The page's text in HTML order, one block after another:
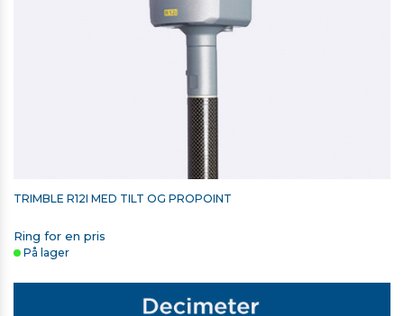
TRIMBLE TSC7/TSC5/TSC510/TSC710 STYLUS SPIDS
TRIMBLE R12I MED TILT OG PROPOINT
Ring for en pris
På lager